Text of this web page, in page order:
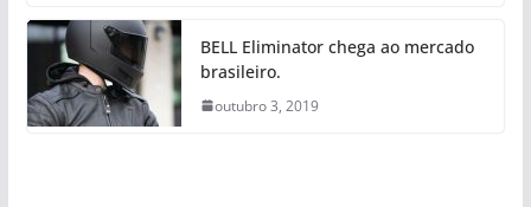
BELL Eliminator chega ao mercado
brasileiro.
outubro 3, 2019